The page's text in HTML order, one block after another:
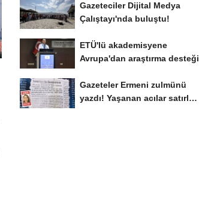
Gazeteciler Dijital Medya
Çalıştayı'nda buluştu!
ETÜ'lü akademisyene
Avrupa'dan araştırma desteği
Gazeteler Ermeni zulmünü
yazdı! Yaşanan acılar satırlara